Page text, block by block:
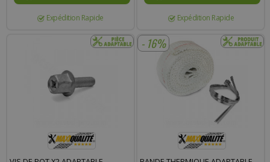
Expédition Rapide Expédition Rapide
- 16%